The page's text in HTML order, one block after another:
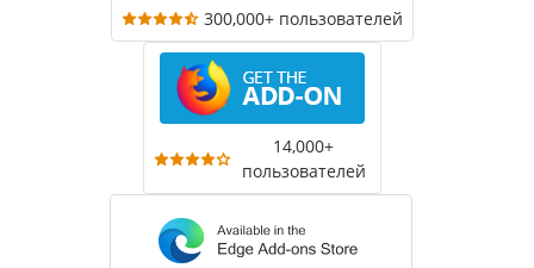
300,000+ пользователей
14,000+
пользователей